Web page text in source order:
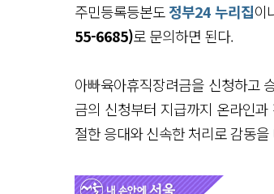
주민등록등본도정부24 누리집이
55-6685)로 문의하면 된다.
아빠육아휴직장려금을 신청하고
금의 신청부터 지급까지 온라인
절한 응대와 신속한 처리로 감동을